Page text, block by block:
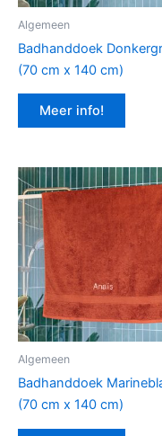
Algemeen
Badhanddoek
(70 cm x 140 cm)
Meer info!
Algemeen
Badhanddoek
(70 cm x 140 cm)